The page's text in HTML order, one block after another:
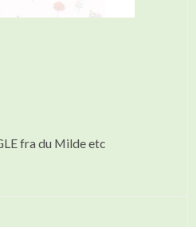
fra du Milde etc